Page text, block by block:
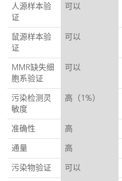
人源样本验
证
可以
鼠源样本验
证
可以
MMR缺失细
胞系验证
可以
污染检测灵
敏度
高（1%）
准确性
高
通量
高
污染物验证
可以